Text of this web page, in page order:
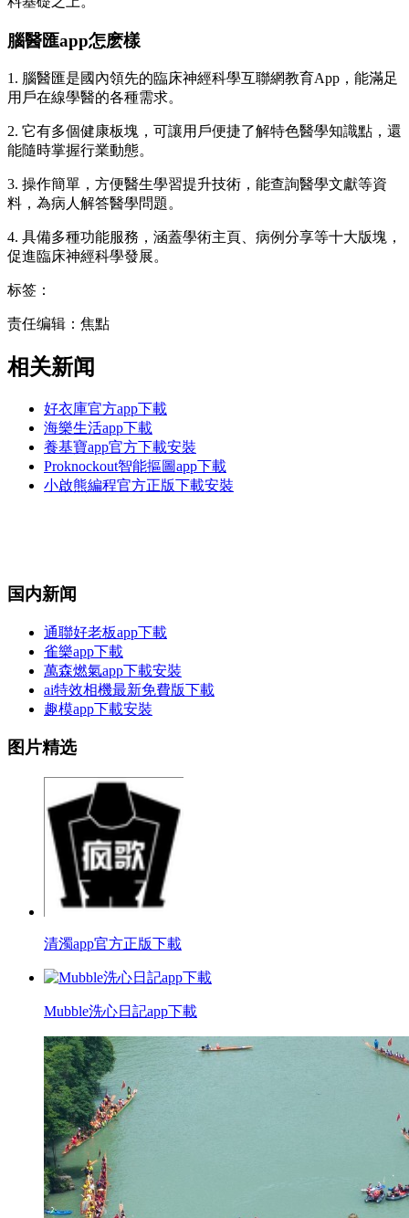
腦醫匯app怎麽樣
1. 腦醫匯是國內領先的臨床神經科學互聯網教育App，能滿足
用戶在線學醫的各種需求。
2. 它有多個健康板塊，可讓用戶便捷了解特色醫學知識點，還
能隨時掌握行業動態。
3. 操作簡單，方便醫生學習提升技術，能查詢醫學文獻等資
料，為病人解答醫學問題。
4. 具備多種功能服務，涵蓋學術主頁、病例分享等十大版塊，
促進臨床神經科學發展。
标签：
责任编辑：焦點
相关新闻
好衣庫官方app下載
海樂生活app下載
養基寶app官方下載安裝
Proknockout智能摳圖app下載
小啟熊編程官方正版下載安裝
国内新闻
通聯好老板app下載
雀樂app下載
萬森燃氣app下載安裝
ai特效相機最新免費版下載
趣模app下載安裝
图片精选
清濁app官方正版下載
Mubble洗心日記app下載